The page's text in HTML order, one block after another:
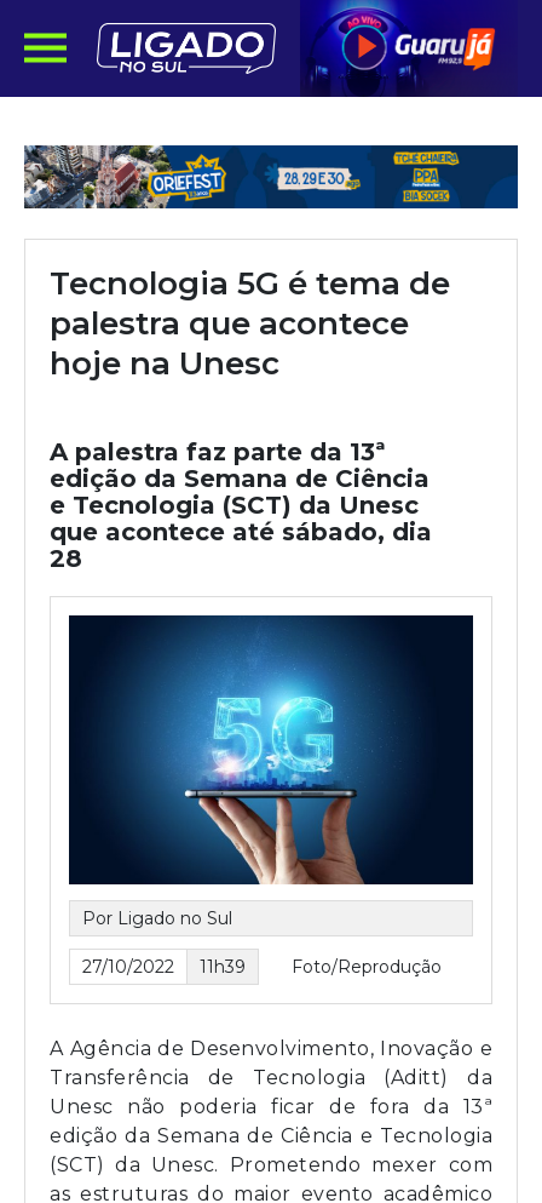
Tecnologia 5G é tema de
palestra que acontece
hoje na Unesc
A palestra faz parte da 13ª
edição da Semana de Ciência
e Tecnologia (SCT) da Unesc
que acontece até sábado, dia
28
Por Ligado no Sul
27/10/2022 11h39 Foto/Reprodução
A Agência de Desenvolvimento, Inovação e
Transferência de Tecnologia (Aditt) da
Unesc não poderia ficar de fora da 13ª
edição da Semana de Ciência e Tecnologia
(SCT) da Unesc. Prometendo mexer com
as estruturas do maior evento acadêmico